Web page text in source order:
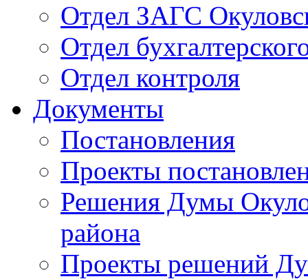
Отдел ЗАГС
Отдел
Отдел контроля
Документы
Постановления
Проекты
Решения Думы
района
Проекты решений